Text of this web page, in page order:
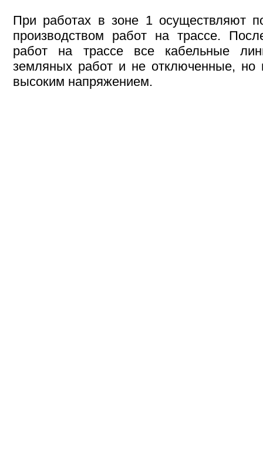
При работах в зоне 1 осуществляют
производством работ на трассе.
работ на трассе все кабельные
земляных работ и не отключенные, но
высоким напряжением.